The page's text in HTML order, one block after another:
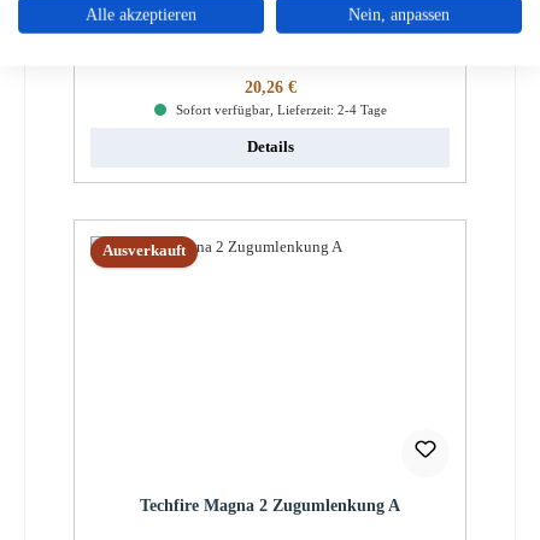
Regulärer Preis:
20,26 €
Sofort verfügbar, Lieferzeit: 2-4 Tage
Details
Ausverkauft
Techfire Magna 2 Zugumlenkung A
Alle akzeptieren Nein, anpassen